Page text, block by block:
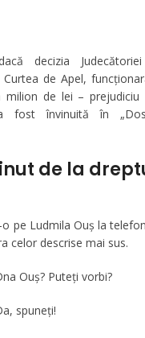
decizia
de Apel,
milion de lei – prejudiciu
fost învinuită în
de la
pe Ludmila Ouş la
celor descrise mai sus.
Ouş? Puteţi vorbi?
spuneţi!